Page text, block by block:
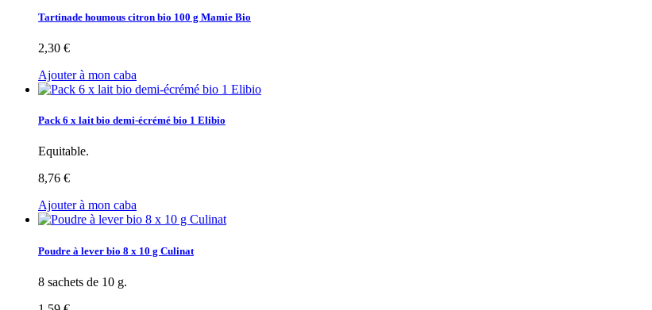
Tartinade houmous citron bio 100 g Mamie Bio
2,30 €
Ajouter à mon caba
Pack 6 x lait bio demi-écrémé bio 1 Elibio
Equitable.
8,76 €
Ajouter à mon caba
Poudre à lever bio 8 x 10 g Culinat
8 sachets de 10 g.